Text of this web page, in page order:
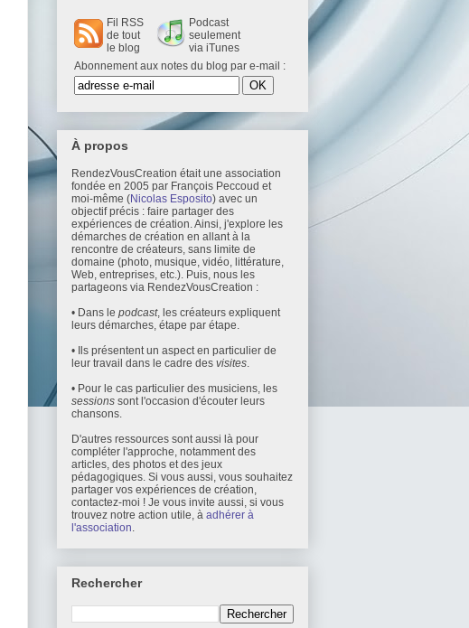
Fil RSS
de tout
le blog
Podcast
seulement
via iTunes
Abonnement aux notes du blog par e-mail :
À propos
RendezVousCreation était une association
fondée en 2005 par François Peccoud et
moi-même (Nicolas Esposito) avec un
objectif précis : faire partager des
expériences de création. Ainsi, j'explore les
démarches de création en allant à la
rencontre de créateurs, sans limite de
domaine (photo, musique, vidéo, littérature,
Web, entreprises, etc.). Puis, nous les
partageons via RendezVousCreation :
• Dans le podcast, les créateurs expliquent
leurs démarches, étape par étape.
• Ils présentent un aspect en particulier de
leur travail dans le cadre des visites.
• Pour le cas particulier des musiciens, les
sessions sont l'occasion d'écouter leurs
chansons.
D'autres ressources sont aussi là pour
compléter l'approche, notamment des
articles, des photos et des jeux
pédagogiques. Si vous aussi, vous souhaitez
partager vos expériences de création,
contactez-moi ! Je vous invite aussi, si vous
trouvez notre action utile, à adhérer à
l'association.
Rechercher